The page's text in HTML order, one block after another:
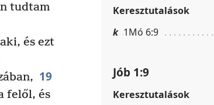
tudtam
és ezt
19
felől, és
Keresztutalások
k 1Mó 6:9
Jób 1:9
Keresztutalások